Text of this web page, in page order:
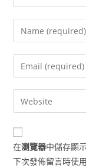
Enter
your
name
comment
Enter
your
email
address
comment
Enter
your
website
URL
(optional)
在瀏覽器中儲存顯
下次發佈留言時使